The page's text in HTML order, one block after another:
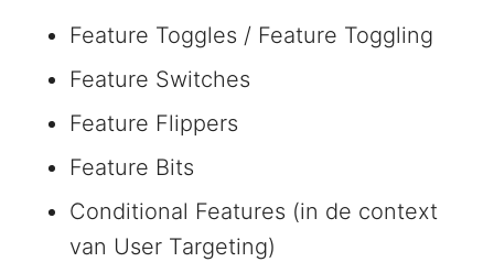
Feature Toggles / Feature Toggling
Feature Switches
Feature Flippers
Feature Bits
Conditional Features (in de context
van User Targeting)